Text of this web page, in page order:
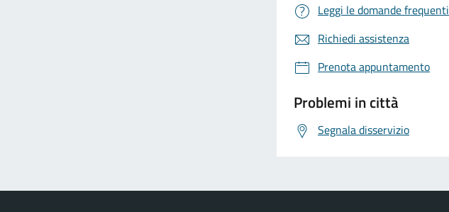
Leggi le domande frequenti
Richiedi assistenza
Prenota appuntamento
Problemi in città
Segnala disservizio